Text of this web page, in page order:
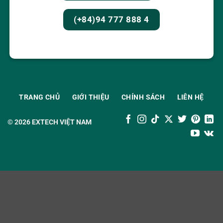
(+84)94 777 888 4
© 2026EXTECH VIỆT NAM
TRANG CHỦ GIỚI THIỆU CHÍNH SÁCH LIÊN HỆ